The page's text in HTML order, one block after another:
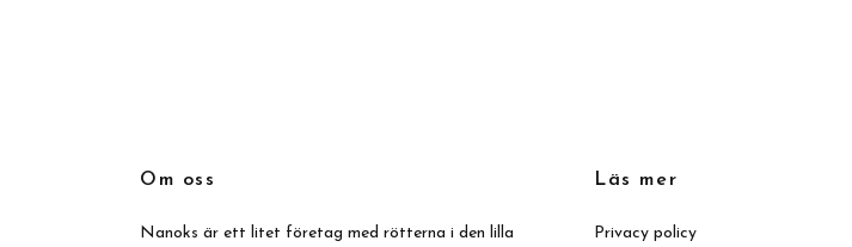
Om oss
Nanoks är ett litet företag med rötterna i den lilla
Läs mer
Privacy policy